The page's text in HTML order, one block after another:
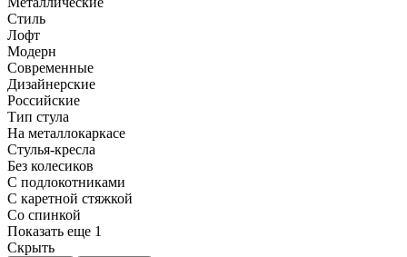
Стиль
Лофт
Модерн
Современные
Дизайнерские
Российские
Тип стула
На металлокаркасе
Стулья-кресла
Без колесиков
С подлокотниками
С каретной стяжкой
Со спинкой
Показать еще 1
Скрыть